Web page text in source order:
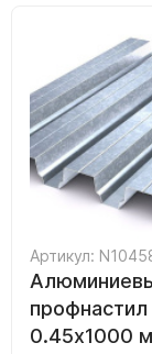
Артикул:
профнастил
0.45х1000